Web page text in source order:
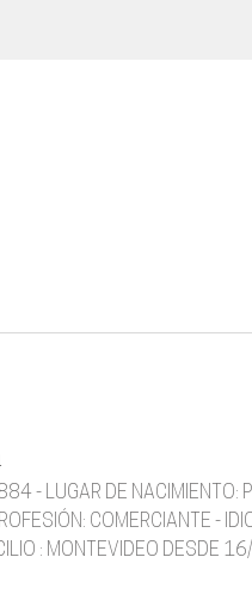
- LUGAR DE NACIMIENTO:
COMERCIANTE -
: MONTEVIDEO